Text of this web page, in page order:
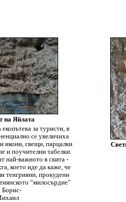
на Яйлата
за туристи, в
се увеличиха
икони, свещи, парцалки
и поучителни табелки.
най-важното в скита -
което иде да каже, че
тенгрияни, прокудени
“милосърдие”
Борис-